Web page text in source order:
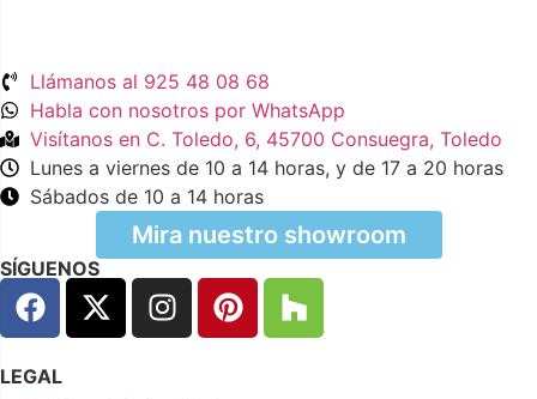
Llámanos al 925 48 08 68
Habla con nosotros por WhatsApp
Visítanos en C. Toledo, 6, 45700 Consuegra, Toledo
Lunes a viernes de 10 a 14 horas, y de 17 a 20 horas
Sábados de 10 a 14 horas
Mira nuestro showroom
SÍGUENOS
LEGAL